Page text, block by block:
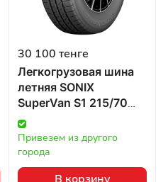
30 100 тенге
Легкогрузовая шина
летняя SONIX
SuperVan S1 215/70
R15 109/107R в
Казахстане
Привезем из другого
города